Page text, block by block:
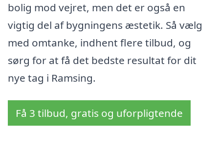
bolig mod vejret, men det er også en
vigtig del af bygningens æstetik. Så vælg
med omtanke, indhent flere tilbud, og
sørg for at få det bedste resultat for dit
nye tag i Ramsing.
Få 3 tilbud, gratis og uforpligtende